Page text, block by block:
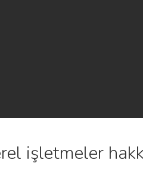
işletmeler